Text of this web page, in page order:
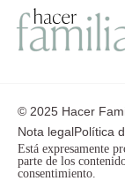
© 2025 Hacer
Nota legalPolítica
Está expresamente
parte de los
consentimiento.